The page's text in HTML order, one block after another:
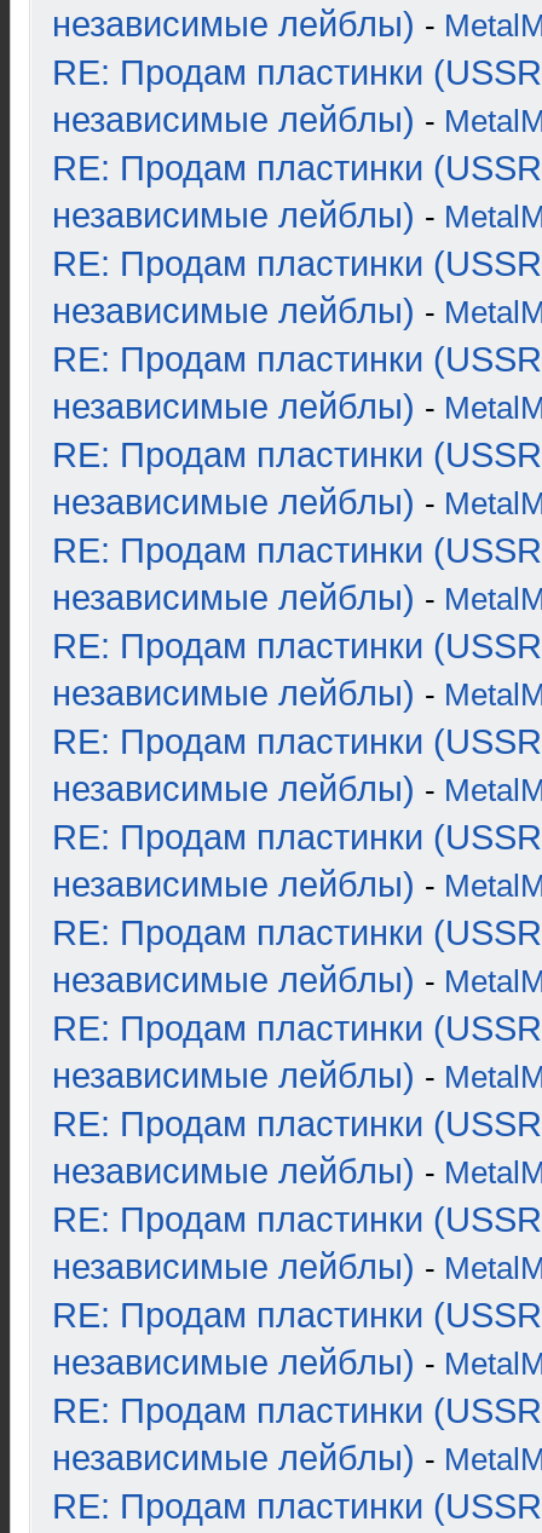
независимые лейблы) -
RE: Продам пластинки
независимые лейблы) -
RE: Продам пластинки
независимые лейблы) -
RE: Продам пластинки
независимые лейблы) -
RE: Продам пластинки
независимые лейблы) -
RE: Продам пластинки
независимые лейблы) -
RE: Продам пластинки
независимые лейблы) -
RE: Продам пластинки
независимые лейблы) -
RE: Продам пластинки
независимые лейблы) -
RE: Продам пластинки
независимые лейблы) -
RE: Продам пластинки
независимые лейблы) -
RE: Продам пластинки
независимые лейблы) -
RE: Продам пластинки
независимые лейблы) -
RE: Продам пластинки
независимые лейблы) -
RE: Продам пластинки
независимые лейблы) -
RE: Продам пластинки
независимые лейблы) -
RE: Продам пластинки